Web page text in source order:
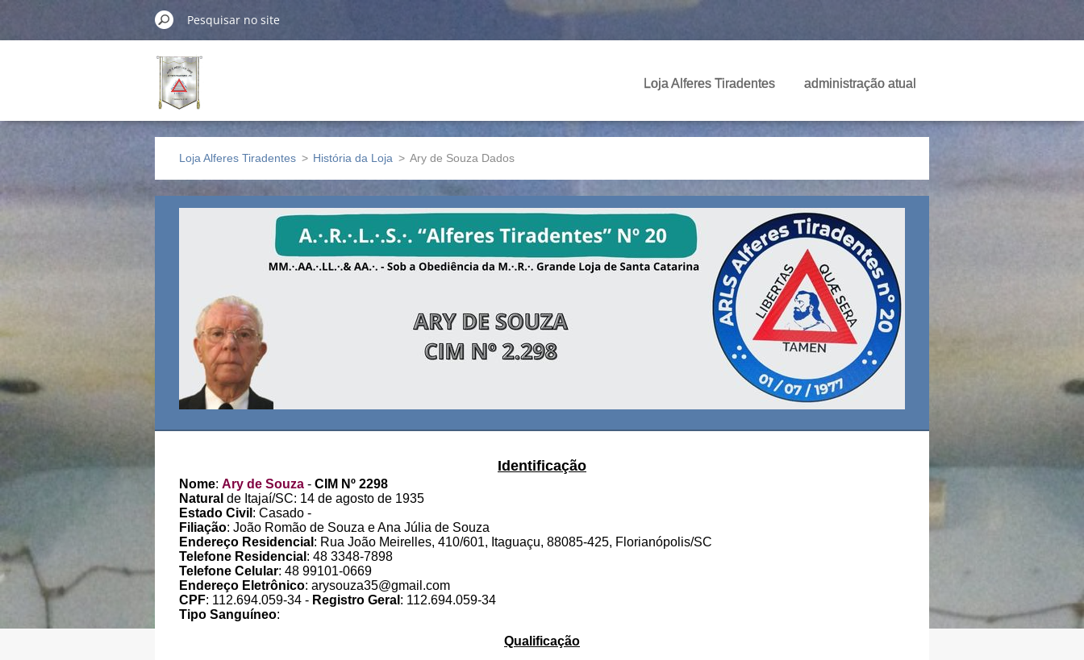
Loja Alferes Tiradentes administração atual
Loja Alferes Tiradentes > História da Loja > Ary de Souza Dados
Identificação
Nome: Ary de Souza - CIM Nº 2298
Natural de Itajaí/SC: 14 de agosto de 1935
Estado Civil : Casado -
Filiação: João Romão de Souza e Ana Júlia de Souza
Endereço Residencial : Rua João Meirelles, 410/601, Itaguaçu, 88085-425, Florianópolis/SC
Telefone Residencial : 48 3348-7898
Telefone Celular: 48 99101-0669
Endereço Eletrônico: arysouza35@gmail.com
CPF: 112.694.059-34 - Registro Geral : 112.694.059-34
Tipo Sanguíneo:
Qualificação